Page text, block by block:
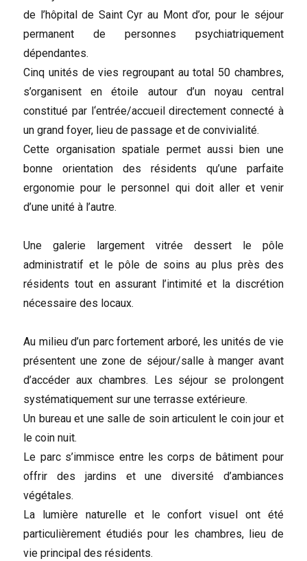
de l’hôpital de Saint Cyr au Mont d’or, pour le séjour
permanent de personnes psychiatriquement
dépendantes.
Cinq unités de vies regroupant au total 50 chambres,
s’organisent en étoile autour d’un noyau central
constitué par l‘entrée/accueil directement connecté à
un grand foyer, lieu de passage et de convivialité.
Cette organisation spatiale permet aussi bien une
bonne orientation des résidents qu’une parfaite
ergonomie pour le personnel qui doit aller et venir
d’une unité à l’autre.
Une galerie largement vitrée dessert le pôle
administratif et le pôle de soins au plus près des
résidents tout en assurant l’intimité et la discrétion
nécessaire des locaux.
Au milieu d’un parc fortement arboré, les unités de vie
présentent une zone de séjour/salle à manger avant
d’accéder aux chambres. Les séjour se prolongent
systématiquement sur une terrasse extérieure.
Un bureau et une salle de soin articulent le coin jour et
le coin nuit.
Le parc s’immisce entre les corps de bâtiment pour
offrir des jardins et une diversité d’ambiances
végétales.
La lumière naturelle et le confort visuel ont été
particulièrement étudiés pour les chambres, lieu de
vie principal des résidents.